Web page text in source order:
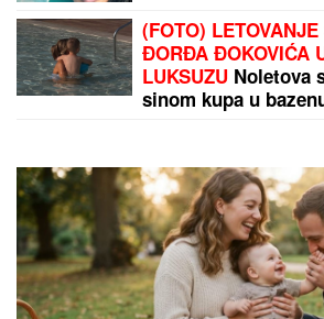
(FOTO)
ĐORĐA ĐOKOVIĆA
LUKSUZU Noletova
sinom kupa u